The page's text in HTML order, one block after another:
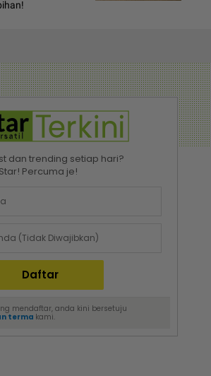
dan trending setiap hari?
Percuma je!
mendaftar, anda kini bersetuju
terma kami.